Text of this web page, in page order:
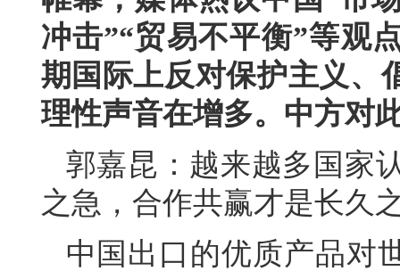
冲击”“贸易不平衡”等观
期国际上反对保护主义、
理性声音在增多。中方对
郭嘉昆：越来越多国家
之急，合作共赢才是长久
中国出口的优质产品对